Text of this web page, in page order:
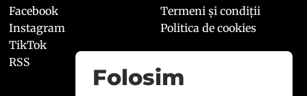
Facebook
Instagram
TikTok
RSS
Termeni și condiții
Politica de cookies
Folosim